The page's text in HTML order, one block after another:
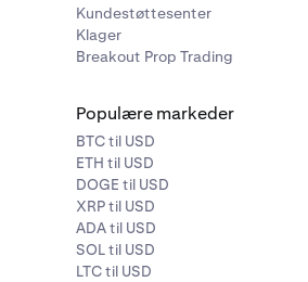
Kundestøttesenter
Klager
Breakout Prop Trading
Populære markeder
BTC til USD
ETH til USD
DOGE til USD
XRP til USD
ADA til USD
SOL til USD
LTC til USD